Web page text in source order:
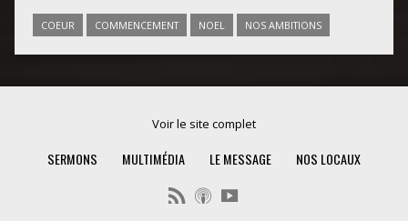
COEUR COMMENCEMENT NOEL NOS AMBITIONS
Voir le site complet
SERMONS MULTIMÉDIA LE MESSAGE NOS LOCAUX